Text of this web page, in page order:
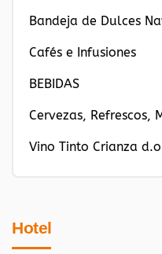
Bandeja de Dulces
Cafés e Infusiones
BEBIDAS
Cervezas, Refrescos,
Vino Tinto Crianza
Hotel